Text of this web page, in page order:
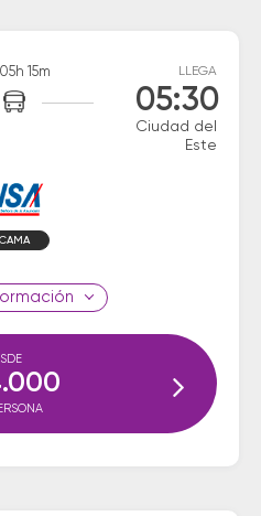
05h 15m LLEGA
05:30
Ciudad del
Este
CAMA